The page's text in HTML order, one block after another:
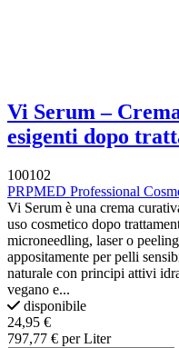
Vi Serum –
esigenti dopo
100102
PRPMED Professional
Vi Serum è una crema
uso cosmetico dopo
microneedling, laser o
appositamente per pelli
naturale con principi attivi
vegano e...
disponibile
24,95 €
797,77 € per Liter